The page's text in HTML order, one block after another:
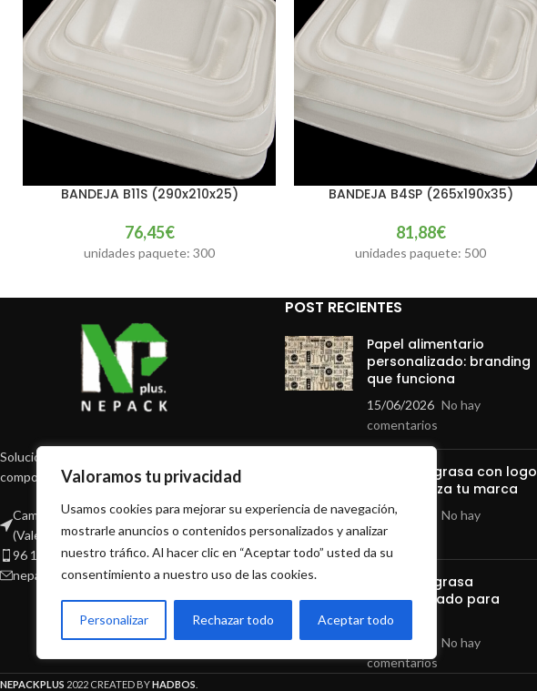
Valoramos tu privacidad
Usamos cookies para mejorar su experiencia de navegación,
mostrarle anuncios o contenidos personalizados y analizar
nuestro tráfico. Al hacer clic en “Aceptar todo” usted da su
consentimiento a nuestro uso de las cookies.
Personalizar Rechazar todo Aceptar todo
AÑADIR AL CARRITO
BANDEJA B11S (290x210x25)
76,45€
unidades paquete: 300
AÑADIR AL CARRITO
BANDEJA B4SP (265x190x35)
81,88€
unidades paquete: 500
Solución de "packaging" biodegradables y
compostables
Camí Vell de Russafa, 200 46470 Catarroja
(Valencia)
96 127 54 28
nepackplus@nepackplus.com
POST RECIENTES
Papel alimentario
personalizado: branding
que funciona
15/06/2026 No hay
comentarios
Papel antigrasa con logo
que refuerza tu marca
15/06/2026
No hay
comentarios
Papel antigrasa
personalizado para
hostelería
15/06/2026
No hay
comentarios
NEPACKPLUS 2022 CREATED BYHADBOS